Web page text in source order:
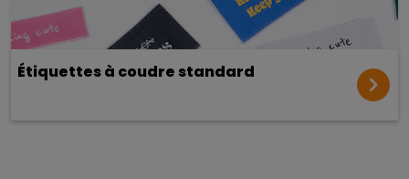
Étiquettes à coudre standard